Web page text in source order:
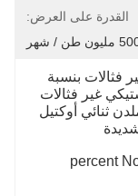
القدرة على العرض:
مليون طن / شهر
99 percent